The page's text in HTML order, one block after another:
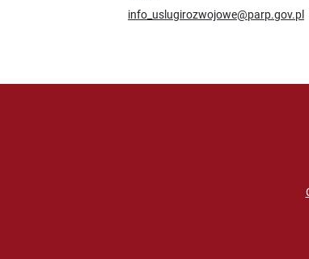
info_uslugirozwojowe@parp.gov.pl